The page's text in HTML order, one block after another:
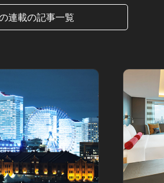
連載の記事一覧